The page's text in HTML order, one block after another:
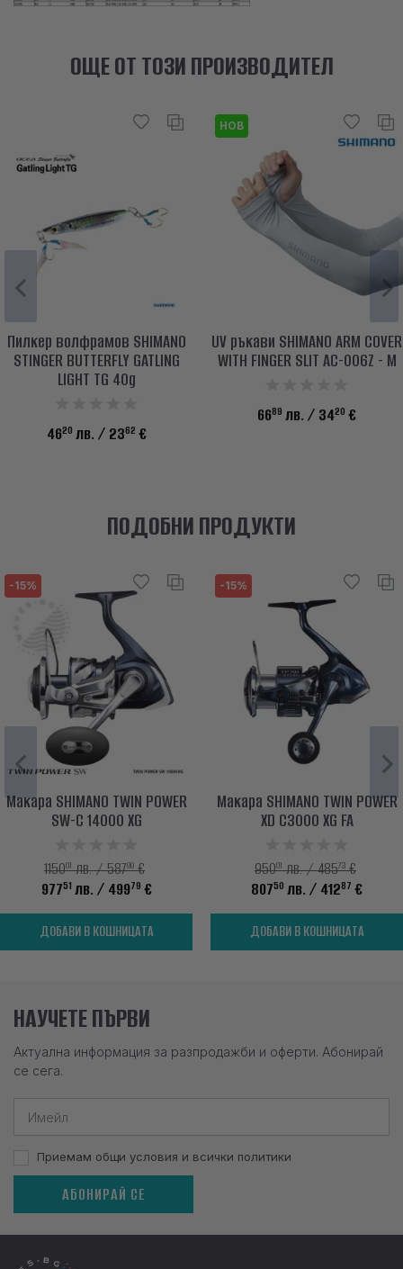
ОЩЕ ОТ ТОЗИ ПРОИЗВОДИТЕЛ
Пилкер волфрамов SHIMANO
STINGER BUTTERFLY GATLING
LIGHT TG 40g
4620 лв. / 2362 €
НОВ
UV ръкави SHIMANO ARM COVER
WITH FINGER SLIT AC-006Z - M
6689 лв. / 3420 €
ПОДОБНИ ПРОДУКТИ
-15%
Макара SHIMANO TWIN POWER
SW-C 14000 XG
115001лв. / 58799€
97751 лв. / 49979 €
ДОБАВИ В КОШНИЦАТА
-15%
Макара SHIMANO TWIN POWER
XD C3000 XG FA
95001лв. / 48573€
80750 лв. / 41287 €
ДОБАВИ В КОШНИЦАТА
НАУЧЕТЕ ПЪРВИ
Актуална информация за разпродажби и оферти. Абонирай
се сега.
Приемам общи условия и всички политики
АБОНИРАЙ СЕ